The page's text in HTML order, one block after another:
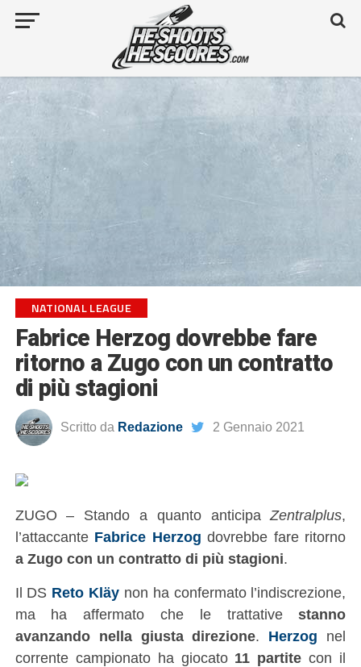
NATIONAL LEAGUE
Fabrice Herzog dovrebbe fare
ritorno a Zugo con un contratto
di più stagioni
Scritto da Redazione 2 Gennaio 2021
ZUGO – Stando a quanto anticipaZentralplus,
l’attaccante Fabrice Herzog dovrebbe fare ritorno
a Zugo con un contratto di più stagioni.
Il DS Reto Kläy non ha confermato l’indiscrezione,
ma ha affermato che le trattativestanno
avanzando nella giusta direzione. Herzog nel
corrente campionato ha giocato 11 partite con il